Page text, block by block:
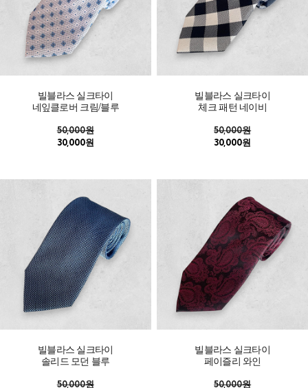
빌블라스 실크타이
네잎클로버 크림/블루
50,000원
30,000원
빌블라스 실크타이
체크 패턴 네이비
50,000원
30,000원
빌블라스 실크타이
솔리드 모던 블루
50,000원
빌블라스 실크타이
페이즐리 와인
50,000원